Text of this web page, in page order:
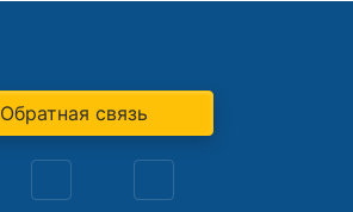
Обратная связь